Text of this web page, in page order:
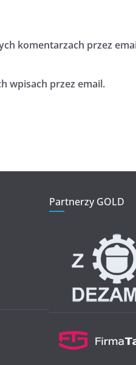
komentarzach przez
wpisach przez email.
Partnerzy GOLD